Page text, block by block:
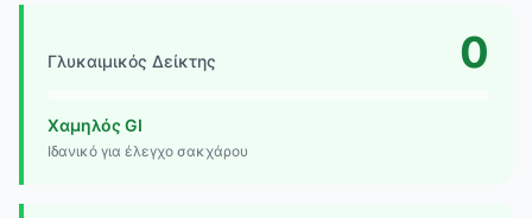
Γλυκαιμικός Δείκτης 0
Χαμηλός GI
Ιδανικό για έλεγχο σακχάρου